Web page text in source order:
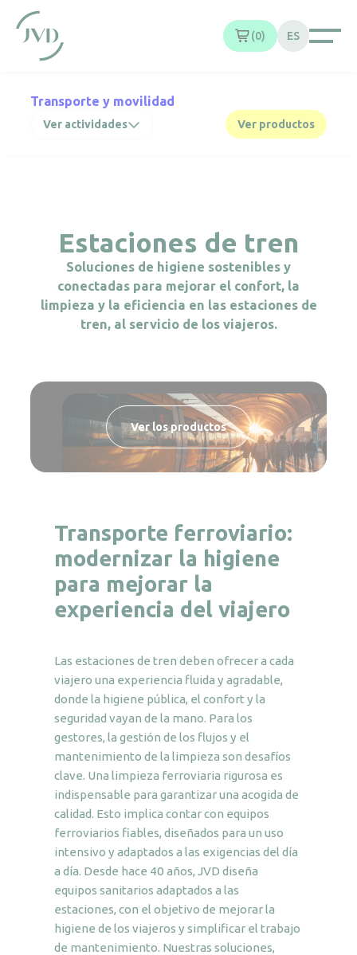
0 ES
Transporte y movilidad
Ver actividades Ver productos
Estaciones de tren
Soluciones de higiene sostenibles y
conectadas para mejorar el confort, la
limpieza y la eficiencia en las estaciones de
tren, al servicio de los viajeros.
Ver los productos
Transporte ferroviario:
modernizar la higiene
para mejorar la
experiencia del viajero
Las estaciones de tren deben ofrecer a cada
viajero una experiencia fluida y agradable,
donde la higiene pública, el confort y la
seguridad vayan de la mano. Para los
gestores, la gestión de los flujos y el
mantenimiento de la limpieza son desafíos
clave. Una limpieza ferroviaria rigurosa es
indispensable para garantizar una acogida de
calidad. Esto implica contar con equipos
ferroviarios fiables, diseñados para un uso
intensivo y adaptados a las exigencias del día
a día. Desde hace 40 años, JVD diseña
equipos sanitarios adaptados a las
estaciones, con el objetivo de mejorar la
higiene de los viajeros y simplificar el trabajo
de mantenimiento. Nuestras soluciones,
Panel de gestión de cookies